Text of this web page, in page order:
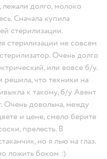
лежали долго, молоко
Сначала купила
стерилизации.
стерилизации не совсем
Очень долго
или вовсе б/у.
что техники на
к такому, б/у Авент
Очень довольна, между
и цене, смело берите
прелесть. В
но я лью на глаз.
ложить боком :)